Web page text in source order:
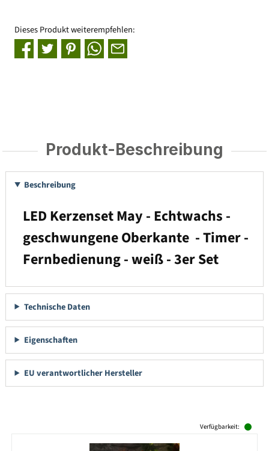
Dieses Produkt weiterempfehlen:
Produkt-Beschreibung
Beschreibung
LED Kerzenset May - Echtwachs -
geschwungene Oberkante - Timer -
Fernbedienung - weiß - 3er Set
Technische Daten
Eigenschaften
EU verantwortlicher Hersteller
Verfügbarkeit: